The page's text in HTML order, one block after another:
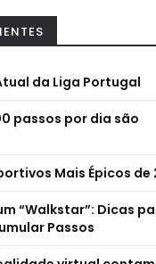
da Liga Portugal
passos por dia são
Mais Épicos de
“Walkstar”: Dicas
Passos